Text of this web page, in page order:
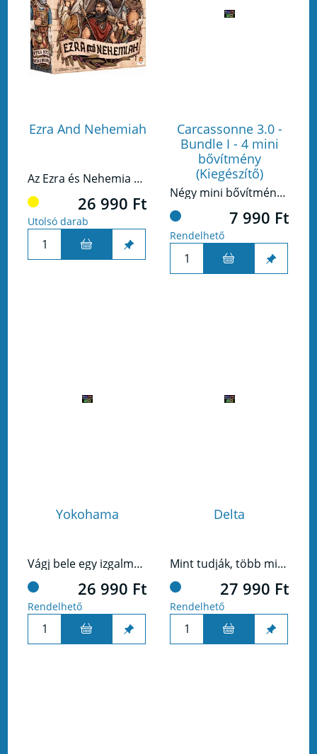
Ezra And Nehemiah
Az Ezra és Nehemia célja, hogy a játék végén a legtöbb győzelmi ponttal (VP) rendelkező játékos legyél. A pontokat elsősorban a templom felépítésével, a városfalak és kapuk újjáépítésével, valamint a Tóra tanításával a visszatérő száműzötteknek szerezhetőek. A játékosok arra is törekedhetnek, hogy fejlesszék földjeiket, a városfalakon kívüli településekre utazzanak, vagy szítsák az oltár tüzét, hogy éjjel-nappal égjen. Haggáj és Zakariás próféták is kiveszik majd a részüket abból, hogy a nép a legfontosabb dolgokra összpontosítson.
26 990 Ft
Utolsó darab
Carcassonne 3.0 -
Bundle I - 4 mini
bővítmény
(Kiegészítő)
Négy mini bővítmény a Carcassonne alapjátékhoz egy csomagban
7 990 Ft
Rendelhető
Yokohama
Vágj bele egy izgalmas utazásba Yokohama (magyarul Jokohama) nyüzsgő utcáin keresztül, ahol a hagyomány találkozik a korszerűséggel, és ahol minden sarkon lehetőség vár rád.
26 990 Ft
Rendelhető
Delta
Mint tudják, több mint 150 évvel ezelőtt írta az Örökmozgó Gőzgép (ÖG) feltalálója, Louise Delargue az eltűnése előtti utolsó naplóbejegyzését.
27 990 Ft
Rendelhető